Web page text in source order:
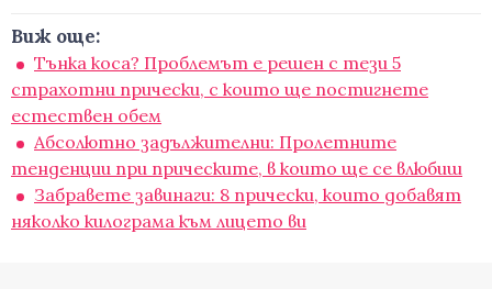
Виж още:
Тънка коса? Проблемът е решен с тези 5
страхотни прически, с които ще постигнете
естествен обем
Aбсолютно задължителни: Пролетните
тенденции при прическите, в които ще се влюбиш
Забравете завинаги: 8 прически, които добавят
няколко килограма към лицето ви